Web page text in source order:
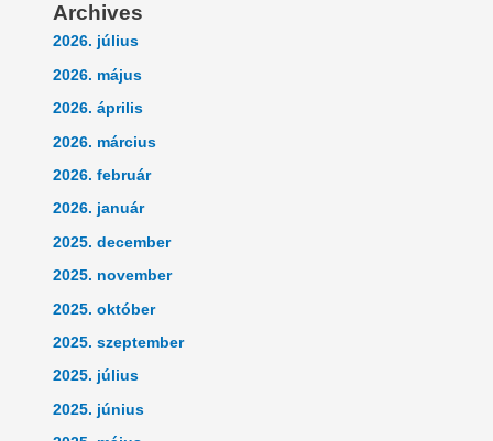
Archives
2026. július
2026. május
2026. április
2026. március
2026. február
2026. január
2025. december
2025. november
2025. október
2025. szeptember
2025. július
2025. június